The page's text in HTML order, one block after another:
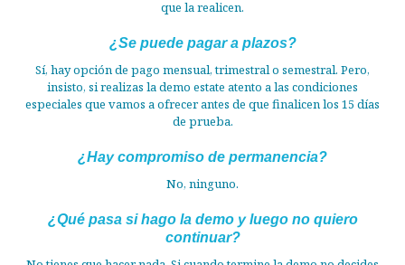
que la realicen.
¿Se puede pagar a plazos?
Sí, hay opción de pago mensual, trimestral o semestral. Pero,
insisto, si realizas la demo estate atento a las condiciones
especiales que vamos a ofrecer antes de que finalicen los 15 días
de prueba.
¿Hay compromiso de permanencia?
No, ninguno.
¿Qué pasa si hago la demo y luego no quiero
continuar?